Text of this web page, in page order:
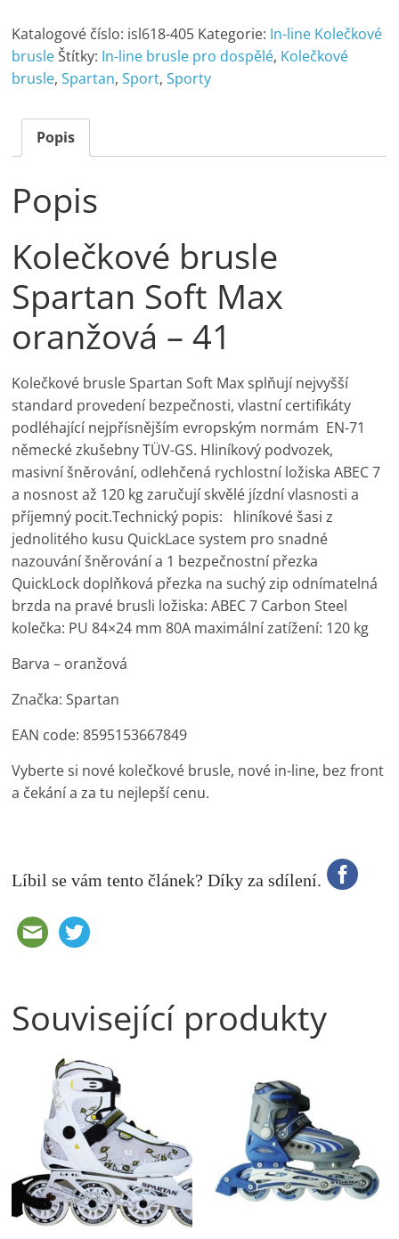
Katalogové číslo: isl618-405 Kategorie: In-line Kolečkové
brusle Štítky: In-line brusle pro dospělé, Kolečkové
brusle,Spartan,Sport,Sporty
Popis
Popis
Kolečkové brusle
Spartan Soft Max
oranžová – 41
Kolečkové brusle Spartan Soft Max splňují nejvyšší
standard provedení bezpečnosti, vlastní certifikáty
podléhající nejpřísnějším evropským normám EN-71
německé zkušebny TÜV-GS. Hliníkový podvozek,
masivní šněrování, odlehčená rychlostní ložiska ABEC 7
a nosnost až 120 kg zaručují skvělé jízdní vlasnosti a
příjemný pocit.Technický popis: hliníkové šasi z
jednolitého kusu QuickLace system pro snadné
nazouvání šněrování a 1 bezpečnostní přezka
QuickLock doplňková přezka na suchý zip odnímatelná
brzda na pravé brusli ložiska: ABEC 7 Carbon Steel
kolečka: PU 84×24 mm 80A maximální zatížení: 120 kg
Barva – oranžová
Značka: Spartan
EAN code: 8595153667849
Vyberte si nové kolečkové brusle, nové in-line, bez front
a čekání a za tu nejlepší cenu.
Líbil se vám tento článek? Díky za sdílení.
Související produkty